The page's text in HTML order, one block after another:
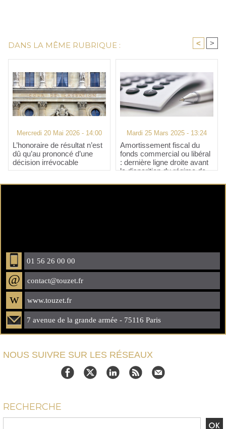
DANS LA MÊME RUBRIQUE : < >
Mercredi 20 Mai 2026 - 14:00
L’honoraire de résultat n’est
dû qu’au prononcé d’une
décision irrévocable
Mardi 25 Mars 2025 - 13:24
Amortissement fiscal du
fonds commercial ou libéral
: dernière ligne droite avant
la disparition du régime de
01 56 26 00 00
@ contact@touzet.fr
w www.touzet.fr
7 avenue de la grande armée - 75116 Paris
NOUS SUIVRE SUR LES RÉSEAUX
RECHERCHE